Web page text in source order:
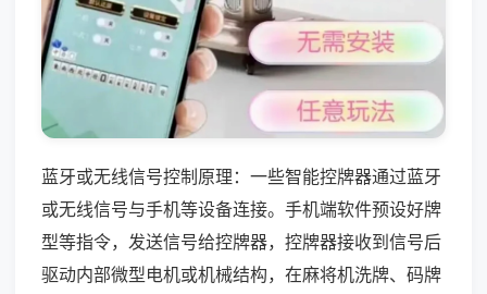
蓝牙或无线信号控制原理：一些智能控牌器通过蓝牙
或无线信号与手机等设备连接。手机端软件预设好牌
型等指令，发送信号给控牌器，控牌器接收到信号后
驱动内部微型电机或机械结构，在麻将机洗牌、码牌